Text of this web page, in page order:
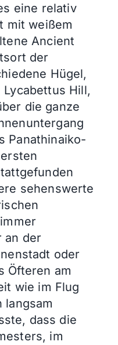
eine relativ
mit weißem
Ancient
der
Hügel,
Hill,
die ganze
Panathinaiko-
sehenswerte
an der
oder
Öfteren am
wie im Flug
langsam
dass die
im